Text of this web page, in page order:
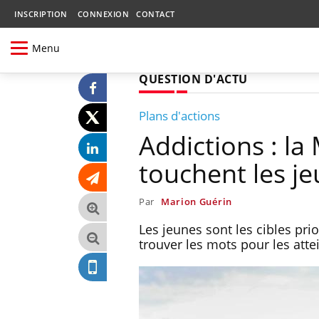
INSCRIPTION CONNEXION CONTACT
Menu
QUESTION D'ACTU
Plans d'actions
Addictions : la
touchent les
Par Marion Guérin
Les jeunes sont les cibles
trouver les mots pour les